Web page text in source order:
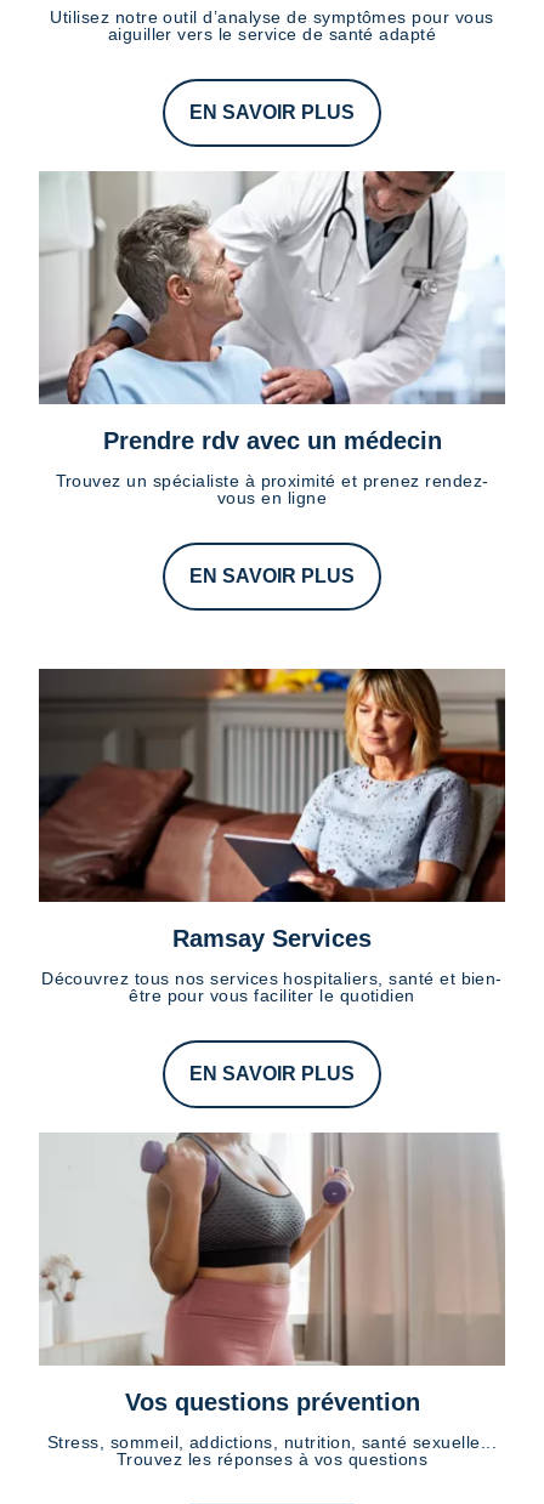
Utilisez notre outil d’analyse de symptômes pour vous
aiguiller vers le service de santé adapté
EN SAVOIR PLUS
Prendre rdv avec un médecin
Trouvez un spécialiste à proximité et prenez rendez-
vous en ligne
EN SAVOIR PLUS
Ramsay Services
Découvrez tous nos services hospitaliers, santé et bien-
être pour vous faciliter le quotidien
EN SAVOIR PLUS
Vos questions prévention
Stress, sommeil, addictions, nutrition, santé sexuelle...
Trouvez les réponses à vos questions